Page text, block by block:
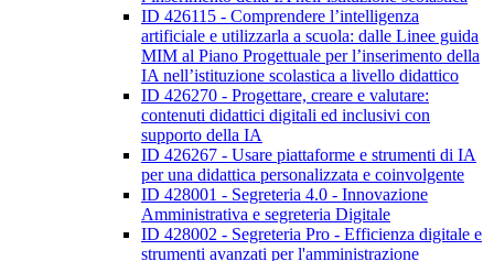
ID 426115 - Comprendere l’intelligenza
artificiale e utilizzarla a scuola: dalle Linee guida
MIM al Piano Progettuale per l’inserimento della
IA nell’istituzione scolastica a livello didattico
ID 426270 - Progettare, creare e valutare:
contenuti didattici digitali ed inclusivi con
supporto della IA
ID 426267 - Usare piattaforme e strumenti di IA
per una didattica personalizzata e coinvolgente
ID 428001 - Segreteria 4.0 - Innovazione
Amministrativa e segreteria Digitale
ID 428002 - Segreteria Pro - Efficienza digitale e
strumenti avanzati per l'amministrazione